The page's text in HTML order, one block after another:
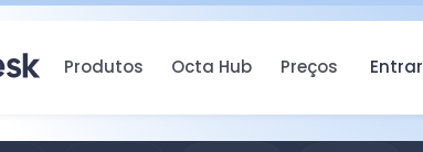
Entrar
Produtos Octa Hub Preços